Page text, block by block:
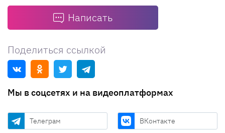
Написать
Поделиться ссылкой
Мы в соцсетях и на видеоплатформах
Телеграм ВКонтакте